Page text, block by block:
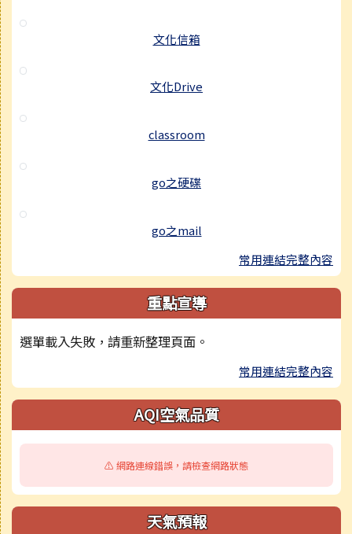
文化信箱
文化Drive
classroom
go之硬碟
go之mail
常用連結完整內容
重點宣導
選單載入失敗，請重新整理頁面。
常用連結完整內容
AQI空氣品質
⚠️ 網路連線錯誤，請檢查網路狀態
天氣預報